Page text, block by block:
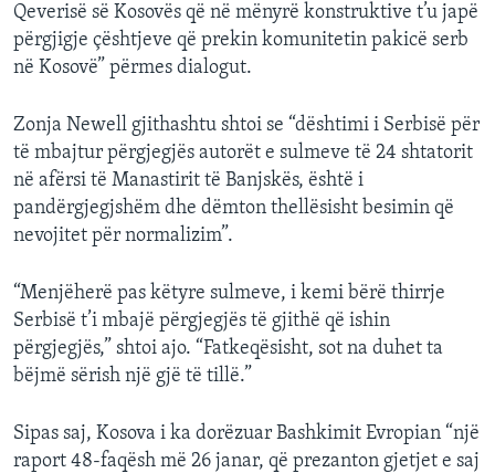
Qeverisë së Kosovës që në mënyrë konstruktive t’u japë
përgjigje çështjeve që prekin komunitetin pakicë serb
në Kosovë” përmes dialogut.
Zonja Newell gjithashtu shtoi se “dështimi i Serbisë për
të mbajtur përgjegjës autorët e sulmeve të 24 shtatorit
në afërsi të Manastirit të Banjskës, është i
pandërgjegjshëm dhe dëmton thellësisht besimin që
nevojitet për normalizim”.
“Menjëherë pas këtyre sulmeve, i kemi bërë thirrje
Serbisë t’i mbajë përgjegjës të gjithë që ishin
përgjegjës,” shtoi ajo. “Fatkeqësisht, sot na duhet ta
bëjmë sërish një gjë të tillë.”
Sipas saj, Kosova i ka dorëzuar Bashkimit Evropian “një
raport 48-faqësh më 26 janar, që prezanton gjetjet e saj